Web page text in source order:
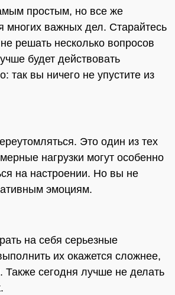
простым, но все же
важных дел. Старайтесь
решать несколько вопросов
будет действовать
так вы ничего не упустите из
Это один из тех
нагрузки могут особенно
на настроении. Но вы не
эмоциям.
на себя серьезные
их окажется сложнее,
сегодня лучше не делать